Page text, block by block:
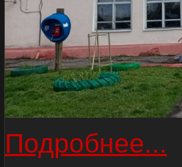
Подробнее...